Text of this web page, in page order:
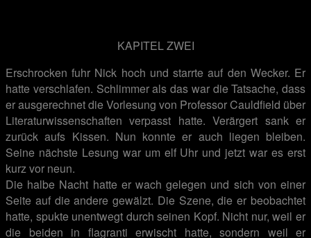
KAPITEL ZWEI
Erschrocken fuhr Nick hoch und starrte auf den Wecker. Er
hatte verschlafen. Schlimmer als das war die Tatsache, dass
er ausgerechnet die Vorlesung von Professor Cauldfield über
Literaturwissenschaften verpasst hatte. Verärgert sank er
zurück aufs Kissen. Nun konnte er auch liegen bleiben.
Seine nächste Lesung war um elf Uhr und jetzt war es erst
kurz vor neun.
Die halbe Nacht hatte er wach gelegen und sich von einer
Seite auf die andere gewälzt. Die Szene, die er beobachtet
hatte, spukte unentwegt durch seinen Kopf. Nicht nur, weil er
die beiden in flagranti erwischt hatte, sondern weil er